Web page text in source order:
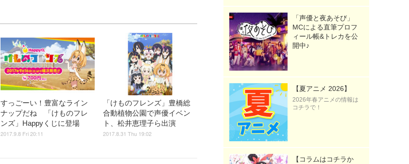
すっごーい！豊富なライン
ナップだね 「けものフレ
ンズ」Happyくじに登場
2017.9.8 Fri 20:11
「けものフレンズ」豊橋総
合動植物公園で声優イベン
ト、松井恵理子ら出演
2017.8.31 Thu 19:02
「声優と夜あそび」
MCによる直筆プロフ
ィール帳&トレカを公
開中♪
【夏アニメ 2026】
2026年春アニメの情報は
コチラで！
【コラムはコチラか